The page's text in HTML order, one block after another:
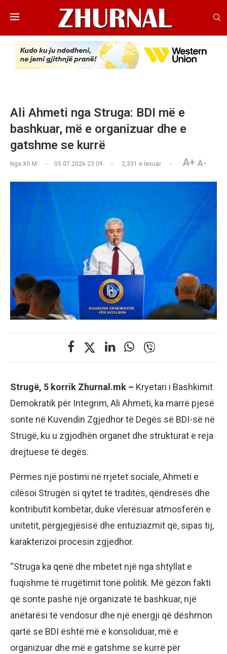
Ali Ahmeti nga Struga: BDI më e
bashkuar, më e organizuar dhe e
gatshme se kurrë
Nga Xh M 05.07.2026 23:09 2,331 e lexuar A+ A-
Strugë, 5 korrik Zhurnal.mk – Kryetari i Bashkimit
Demokratik për Integrim, Ali Ahmeti, ka marrë pjesë
sonte në Kuvendin Zgjedhor të Degës së BDI-së në
Strugë, ku u zgjodhën organet dhe strukturat e reja
drejtuese të degës.
Përmes një postimi në rrjetet sociale, Ahmeti e
cilësoi Strugën si qytet të traditës, qëndresës dhe
kontributit kombëtar, duke vlerësuar atmosferën e
unitetit, përgjegjësisë dhe entuziazmit që, sipas tij,
karakterizoi procesin zgjedhor.
“Struga ka qenë dhe mbetet një nga shtyllat e
fuqishme të rrugëtimit tonë politik. Më gëzon fakti
që sonte pashë një organizatë të bashkuar, një
anëtarësi të vendosur dhe një energji që dëshmon
qartë se BDI është më e konsoliduar, më e
organizuar dhe më e gatshme se kurrë për